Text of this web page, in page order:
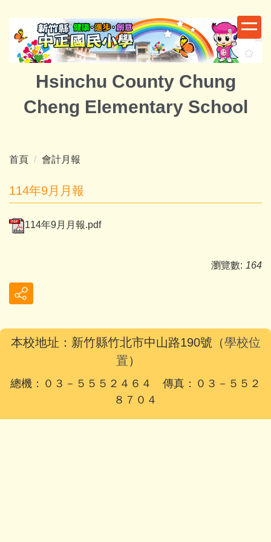
主
Hsinchu County Chung
Cheng Elementary School
首頁 會計月報
114年9月月報
114年9月月報.pdf
瀏覽數: 164
本校地址：新竹縣竹北市中山路190號（學校位
置）
總機：０３－５５５２４６４ 傳真：０３－５５２
８７０４